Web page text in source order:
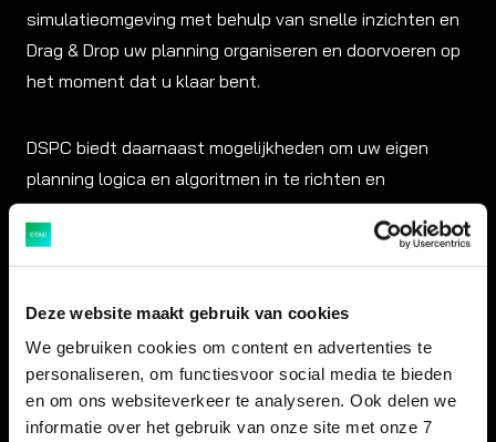
Deze website maakt gebruik van cookies
We gebruiken cookies om content en advertenties te
personaliseren, om functiesvoor social media te bieden
en om ons websiteverkeer te analyseren. Ook delen we
informatie over het gebruik van onze site met onze 7
simulatieomgeving met behulp van snelle inzichten en
Drag & Drop uw planning organiseren en doorvoeren op
het moment dat u klaar bent.
DSPC biedt daarnaast mogelijkheden om uw eigen
planning logica en algoritmen in te richten en
eenvoudig te gebruiken via actieknoppen.
2. Complexe problemen tackelen
met de 8D (Eight Disciplines)
methodologie
De 8D methodologie biedt een ​​gestructureerde aanpak
voor het beperken van de impact en oplossen van